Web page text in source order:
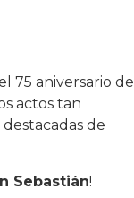
75 aniversario de
actos tan
de
Sebastián!